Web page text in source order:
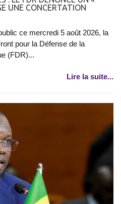
UNE CONCERTATION
ce mercredi 5 août 2026, la
pour la Défense de la
(FDR)...
Lire la suite...